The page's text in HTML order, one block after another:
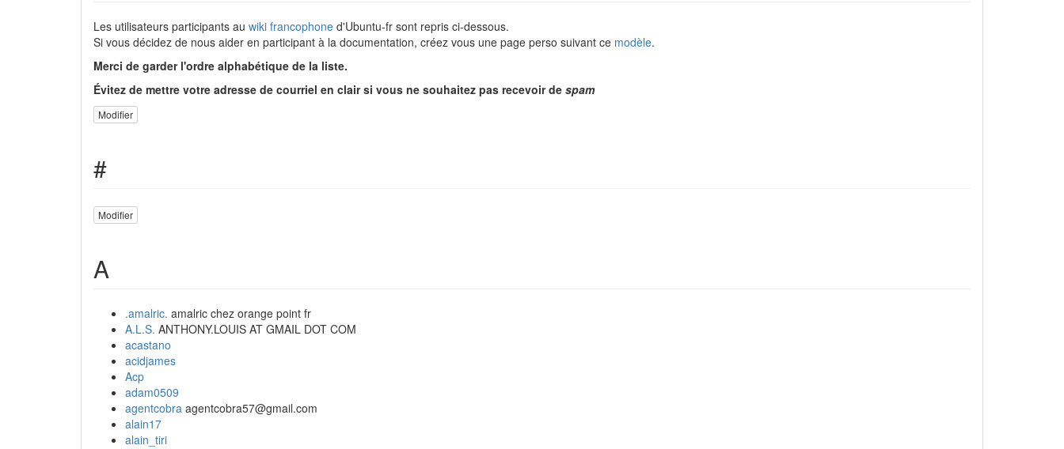
Les utilisateurs participants au wiki francophone d'Ubuntu-fr sont repris ci-dessous.
Si vous décidez de nous aider en participant à la documentation, créez vous une page perso suivant ce modèle.
Merci de garder l'ordre alphabétique de la liste.
Évitez de mettre votre adresse de courriel en clair si vous ne souhaitez pas recevoir de spam
Modifier
#
Modifier
A
.amalric. amalric chez orange point fr
A.L.S. ANTHONY.LOUIS AT GMAIL DOT COM
acastano
acidjames
Acp
adam0509
agentcobra agentcobra57@gmail.com
alain17
alain_tiri